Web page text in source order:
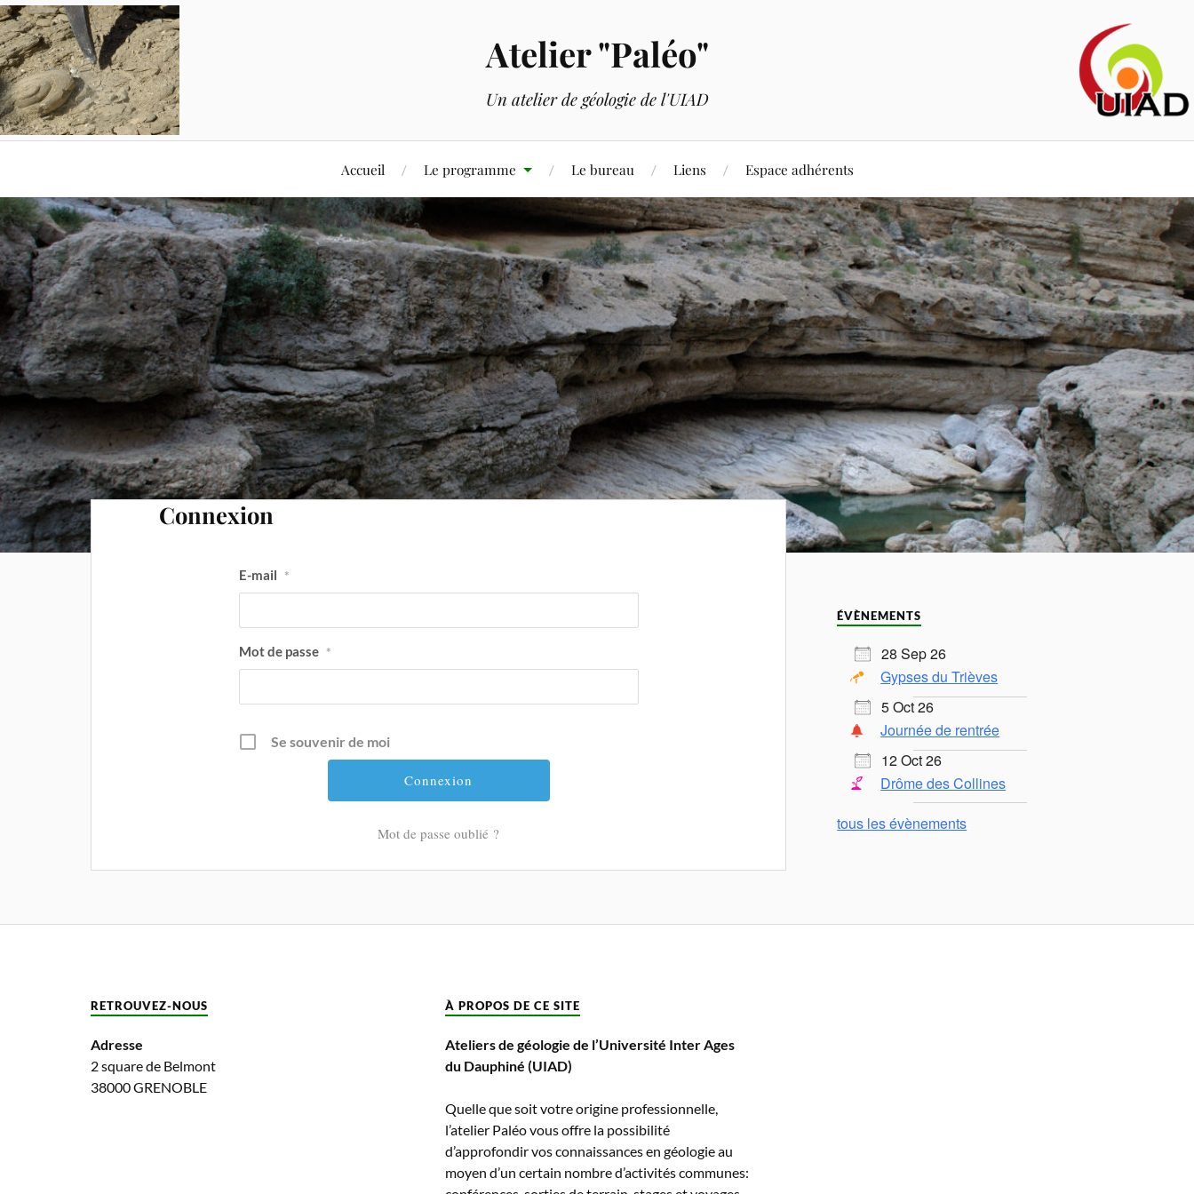
Atelier "Paléo"
Un atelier de géologie de l'UIAD
Accueil Le programme Le bureau Liens Espace adhérents
Connexion
E-mail *
Mot de passe *
Se souvenir de moi
Mot de passe oublié ?
ÉVÈNEMENTS
28 Sep 26
Gypses du Trièves
5 Oct 26
Journée de rentrée
12 Oct 26
Drôme des Collines
tous les évènements
RETROUVEZ-NOUS
Adresse
2 square de Belmont
38000 GRENOBLE
À PROPOS DE CE SITE
Ateliers de géologie de l’Université Inter Ages
du Dauphiné (UIAD)
Quelle que soit votre origine professionnelle,
l’atelier Paléo vous offre la possibilité
d’approfondir vos connaissances en géologie au
moyen d’un certain nombre d’activités communes: